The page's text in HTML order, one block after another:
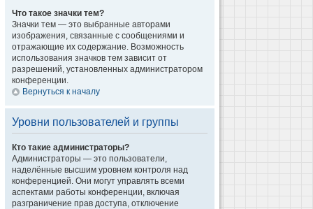
Что такое значки тем?
Значки тем — это выбранные авторами
изображения, связанные с сообщениями и
отражающие их содержание. Возможность
использования значков тем зависит от
разрешений, установленных администратором
конференции.
Вернуться к началу
Уровни пользователей и группы
Кто такие администраторы?
Администраторы — это пользователи,
наделённые высшим уровнем контроля над
конференцией. Они могут управлять всеми
аспектами работы конференции, включая
разграничение прав доступа, отключение